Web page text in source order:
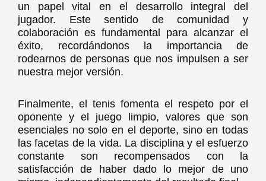
un papel vital en el desarrollo integral del
jugador. Este sentido de comunidad y
colaboración es fundamental para alcanzar el
éxito, recordándonos la importancia de
rodearnos de personas que nos impulsen a ser
nuestra mejor versión.
Finalmente, el tenis fomenta el respeto por el
oponente y el juego limpio, valores que son
esenciales no solo en el deporte, sino en todas
las facetas de la vida. La disciplina y el esfuerzo
constante son recompensados con la
satisfacción de haber dado lo mejor de uno